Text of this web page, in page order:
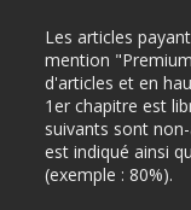
Les articles
mention
d'articles et en
1er chapitre est
suivants sont
est indiqué ainsi
(exemple : 80%).